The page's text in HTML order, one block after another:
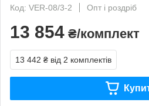
Код: VER-08/3-2
Опт і роздріб
13 854 ₴/комплект
13 442 ₴ від 2 комплектів